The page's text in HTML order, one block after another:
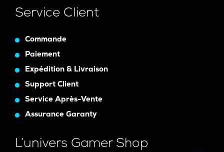
Service Client
Commande
Paiement
Expédition & Livraison
Support Client
Service Après-Vente
Assurance Garanty
L’univers Gamer Shop